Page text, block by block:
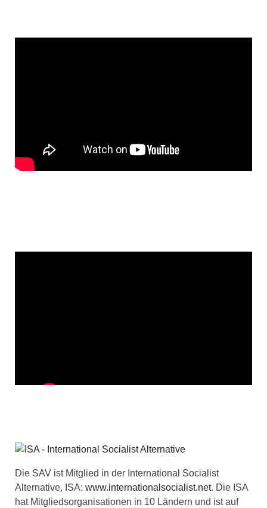
Die SAV ist Mitglied in der International Socialist
Alternative, ISA: www.internationalsocialist.net. Die ISA
hat Mitgliedsorganisationen in 10 Ländern und ist auf